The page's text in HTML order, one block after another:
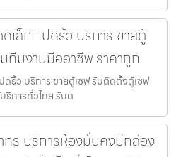
เล็ก แปดริ้ว บริการ ขายตู้
ทีมงานมืออาชีพ ราคาถูก
ริ้ว บริการ ขายตู้เซฟ รับติดตั้งตู้เซฟ
การทั่วไทย รับต
ร บริการห้องมั่นคงมีกล่อง